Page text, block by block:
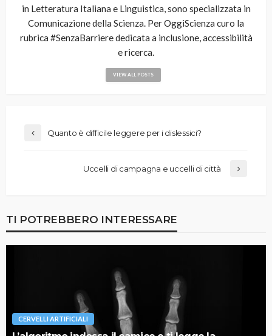
in Letteratura Italiana e Linguistica, sono specializzata in
Comunicazione della Scienza. Per OggiScienza curo la
rubrica #SenzaBarriere dedicata a inclusione, accessibilità
e ricerca.
VIEW ALL POSTS
Quanto è difficile leggere per i dislessici?
Uccelli di campagna e uccelli di città
TI POTREBBERO INTERESSARE
CERVELLI ARTIFICIALI